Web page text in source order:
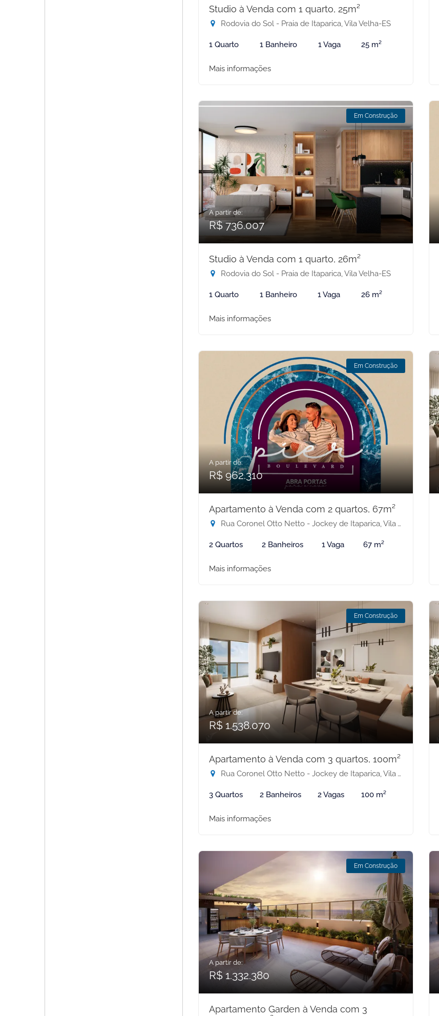
Studio à Venda com 1 quarto, 25m²
Rodovia do Sol - Praia de Itaparica, Vila Velha-ES
1 Quarto 1 Banheiro 1 Vaga 25 m²
Mais informações
Em Construção
A partir de:
R$ 736.007
Studio à Venda com 1 quarto, 26m²
Rodovia do Sol - Praia de Itaparica, Vila Velha-ES
1 Quarto 1 Banheiro 1 Vaga 26 m²
Mais informações
Em Construção
A partir de:
R$ 962.310
Apartamento à Venda com 2 quartos, 67m²
Rua Coronel Otto Netto - Jockey de Itaparica, Vila Velha-ES
2 Quartos 2 Banheiros 1 Vaga 67 m²
Mais informações
Em Construção
A partir de:
R$ 1.538.070
Apartamento à Venda com 3 quartos, 100m²
Rua Coronel Otto Netto - Jockey de Itaparica, Vila Velha-ES
3 Quartos 2 Banheiros 2 Vagas 100 m²
Mais informações
Em Construção
A partir de:
R$ 1.332.380
Apartamento Garden à Venda com 3